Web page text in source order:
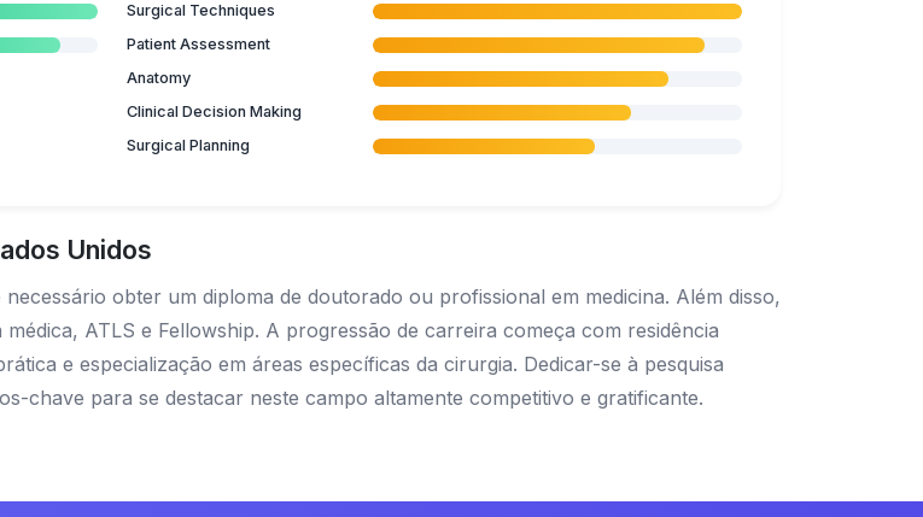
Surgical Techniques
Patient Assessment
Anatomy
Clinical Decision Making
Surgical Planning
Unidos
obter um diploma de doutorado ou profissional em medicina. Além disso,
ATLS e Fellowship. A progressão de carreira começa com residência
e especialização em áreas específicas da cirurgia. Dedicar-se à pesquisa
chave para se destacar neste campo altamente competitivo e gratificante.